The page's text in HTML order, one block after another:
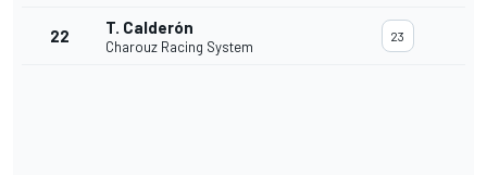
22 T. Calderón
Charouz Racing System
23